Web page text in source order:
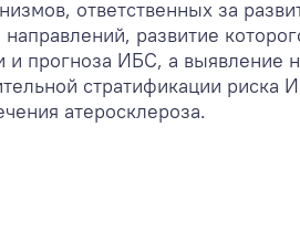
ответственных за
направлений, развитие
и прогноза ИБС, а выявление
стратификации
атеросклероза.